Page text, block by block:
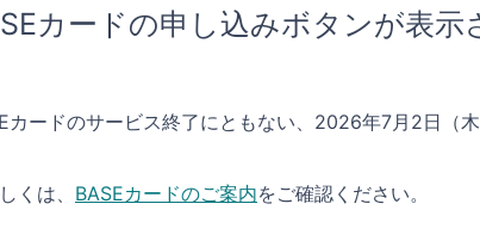
カードの申し込みボタンが表示
カードのサービス終了にともない、2026年7月2日（
くは、 BASEカードのご案内をご確認ください。